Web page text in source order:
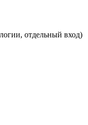
отдельный вход)